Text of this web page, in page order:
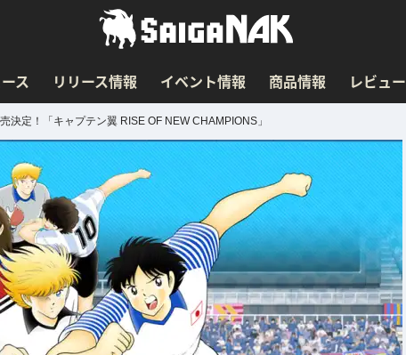
ス リリース情報 イベント情報 商品情報 レビュー
定！「キャプテン翼 RISE OF NEW CHAMPIONS」